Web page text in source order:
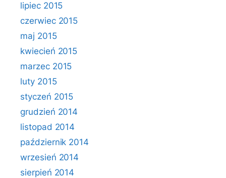
lipiec 2015
czerwiec 2015
maj 2015
kwiecień 2015
marzec 2015
luty 2015
styczeń 2015
grudzień 2014
listopad 2014
październik 2014
wrzesień 2014
sierpień 2014